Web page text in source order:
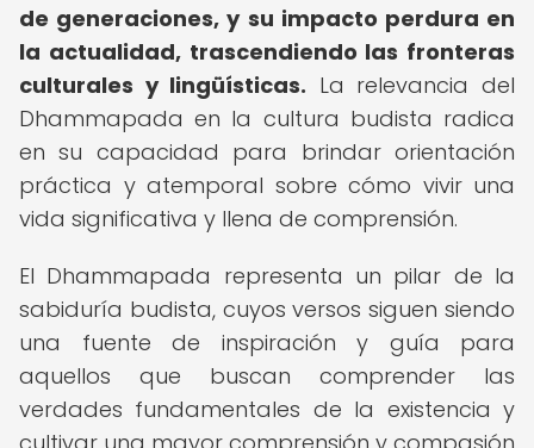
de generaciones, y su impacto perdura en
la actualidad, trascendiendo las fronteras
culturales y lingüísticas. La relevancia del
Dhammapada en la cultura budista radica
en su capacidad para brindar orientación
práctica y atemporal sobre cómo vivir una
vida significativa y llena de comprensión.
El Dhammapada representa un pilar de la
sabiduría budista, cuyos versos siguen siendo
una fuente de inspiración y guía para
aquellos que buscan comprender las
verdades fundamentales de la existencia y